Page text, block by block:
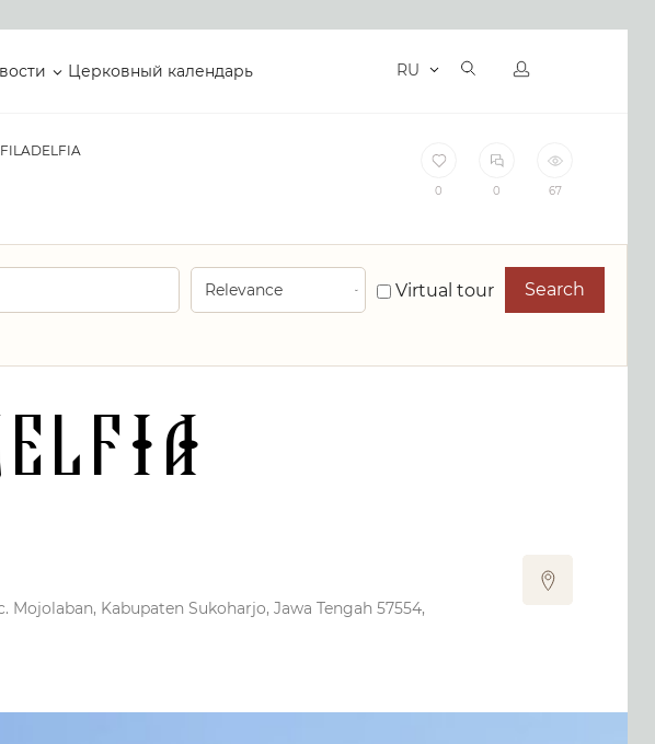
Церковный календарь RU
0 0 67
Virtual tour Search
Mojolaban, Kabupaten Sukoharjo, Jawa Tengah 57554,